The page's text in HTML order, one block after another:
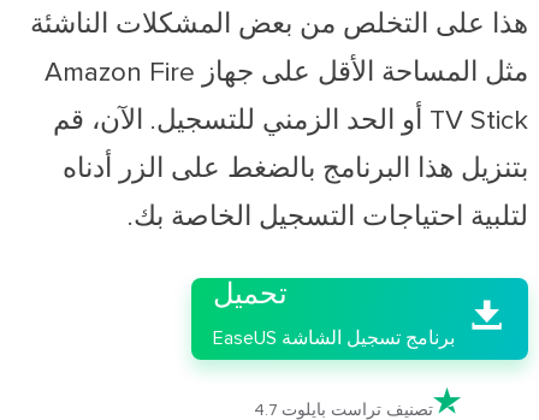
هذا على التخلص من بعض المشكلات الناشئة
مثل المساحة الأقل على جهاز Amazon Fire
TV Stick أو الحد الزمني للتسجيل. الآن، قم
بتنزيل هذا البرنامج بالضغط على الزر أدناه
لتلبية احتياجات التسجيل الخاصة بك.


تحميل
برنامج تسجيل الشاشة EaseUS
تصنيف تراست بايلوت 4.7